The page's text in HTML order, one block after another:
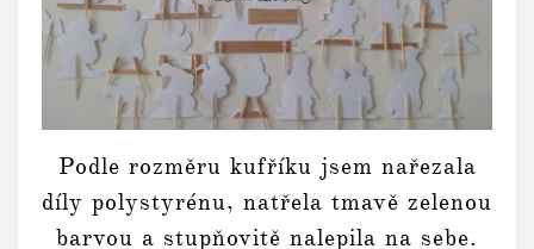
Podle rozměru kufříku jsem nařezala
díly polystyrénu, natřela tmavě zelenou
barvou a stupňovitě nalepila na sebe.